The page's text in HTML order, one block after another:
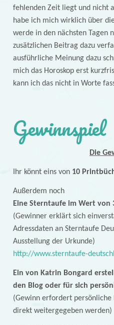
fehlenden Zeit liegt und nicht
habe ich mich wirklich über
werde in den nächsten Tagen
zusätzlichen Beitrag dazu
ausführliche Meinung dazu
mich das Horoskop erst
kann ich das nicht in Worte
Gewinnspiel
Die
Ihr könnt eins von 10
Außerdem noch
Eine Sterntaufe im Wert von
(Gewinner erklärt sich
Adressdaten an Sterntaufe
Ausstellung der Urkunde)
http://www.sterntaufe-
Ein von Katrin Bongard
den Blog oder für sich
(Gewinn erfordert persönliche
direkt weitergegeben werden)